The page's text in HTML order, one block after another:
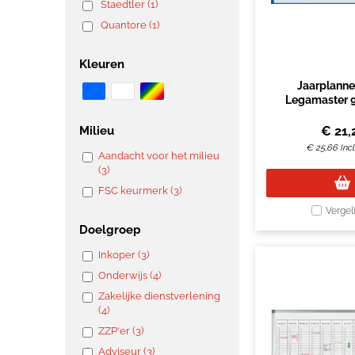
Staedtler (1)
Quantore (1)
Kleuren
Milieu
Aandacht voor het milieu
(3)
FSC keurmerk (3)
Doelgroep
Inkoper (3)
Onderwijs (4)
Zakelijke dienstverlening
(4)
ZZP'er (3)
Adviseur (3)
Legamaster
oprolbaar
€
€25,66